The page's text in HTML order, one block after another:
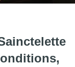
policière